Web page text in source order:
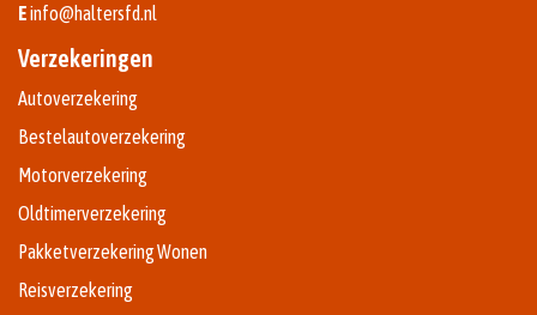
Einfo@haltersfd.nl
Verzekeringen
Autoverzekering
Bestelautoverzekering
Motorverzekering
Oldtimerverzekering
Pakketverzekering Wonen
Reisverzekering